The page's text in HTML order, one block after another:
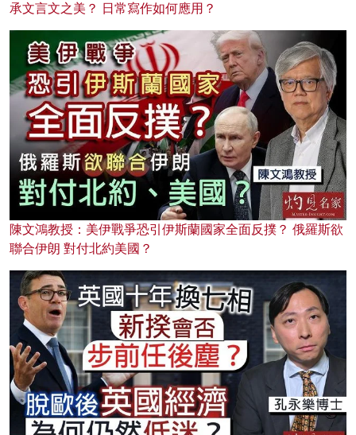
承文言文之美？ 日常寫作如何應用？
陳文鴻教授：美伊戰爭恐引伊斯蘭國家全面反撲？ 俄羅斯欲
聯合伊朗 對付北約美國？